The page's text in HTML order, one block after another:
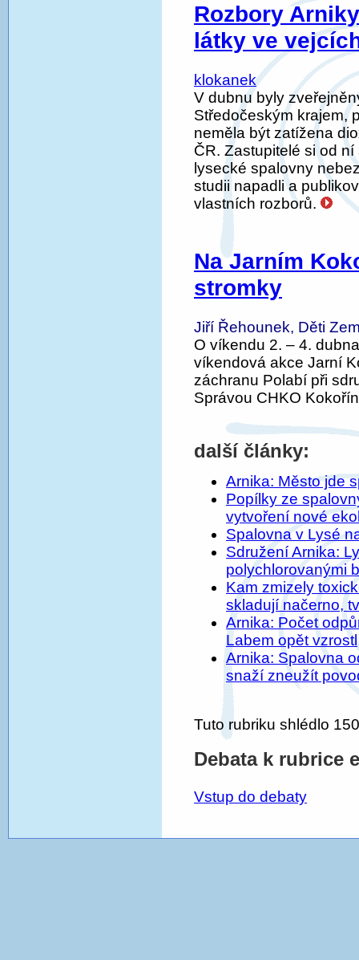
Rozbory
látky ve
klokanek
V dubnu byly
Středočeským krajem,
neměla být zatížena
ČR. Zastupitelé si od
lysecké spalovny
studii napadli a
vlastních rozborů.
Na Jarním
stromky
Jiří Řehounek, Děti
O víkendu 2. – 4.
víkendová akce Jarní
záchranu Polabí při
Správou CHKO
další články:
Arnika: Město jde
Popílky ze
vytvoření nové
Spalovna v Lysé
Sdružení Arnika:
polychlorovanými
Kam zmizely
skladují načerno,
Arnika: Počet
Labem opět vzrostl
Arnika: Spalovna
snaží zneužít
Tuto rubriku shlédlo
Debata k rubrice
Vstup do debaty